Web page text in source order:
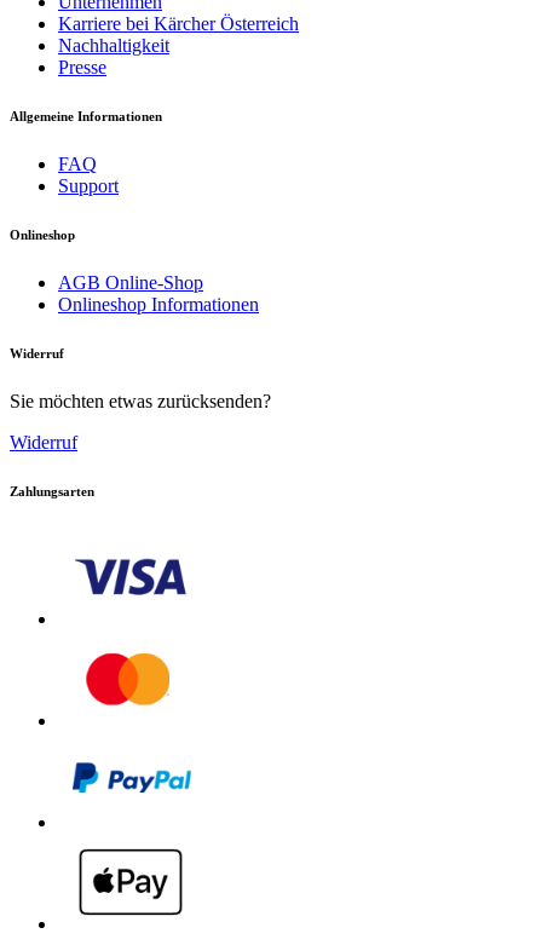
Karriere bei Kärcher Österreich
Nachhaltigkeit
Presse
Allgemeine Informationen
FAQ
Support
Onlineshop
AGB Online-Shop
Onlineshop Informationen
Widerruf
Sie möchten etwas zurücksenden?
Widerruf
Zahlungsarten